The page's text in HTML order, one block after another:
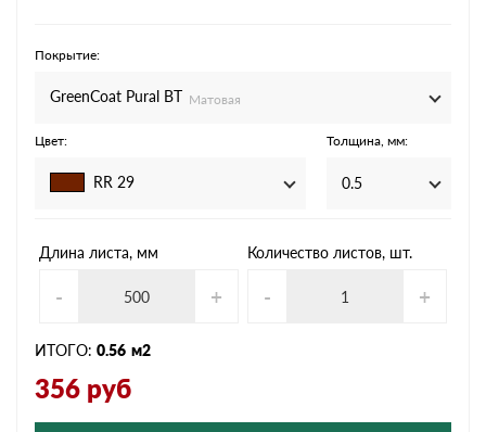
Покрытие:
GreenСoat Pural BT Матовая
Цвет:
RR 29
Толщина, мм:
0.5
Длина листа, мм
- +
Количество листов, шт.
- +
ИТОГО: 0.56 м2
356 руб